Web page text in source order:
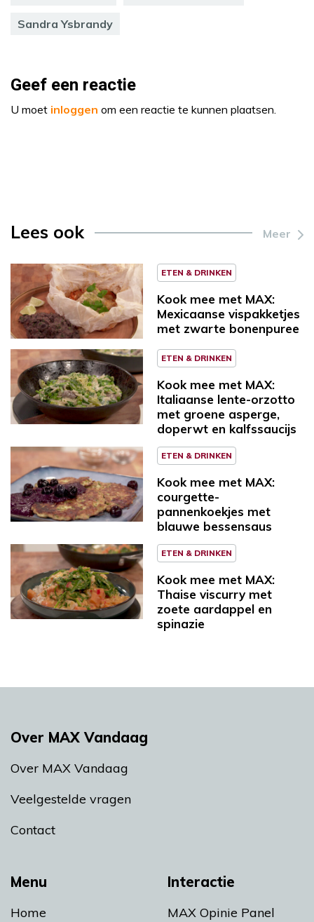
Sandra Ysbrandy
Geef een reactie
U moet inloggen om een reactie te kunnen plaatsen.
Lees ook Meer
ETEN & DRINKEN
Kook mee met MAX:
Mexicaanse vispakketjes
met zwarte bonenpuree
ETEN & DRINKEN
Kook mee met MAX:
Italiaanse lente-orzotto
met groene asperge,
doperwt en kalfssaucijs
ETEN & DRINKEN
Kook mee met MAX:
courgette-
pannenkoekjes met
blauwe bessensaus
ETEN & DRINKEN
Kook mee met MAX:
Thaise viscurry met
zoete aardappel en
spinazie
Menu
Home
Interactie
MAX Opinie Panel
Over MAX Vandaag
Over MAX Vandaag
Veelgestelde vragen
Contact